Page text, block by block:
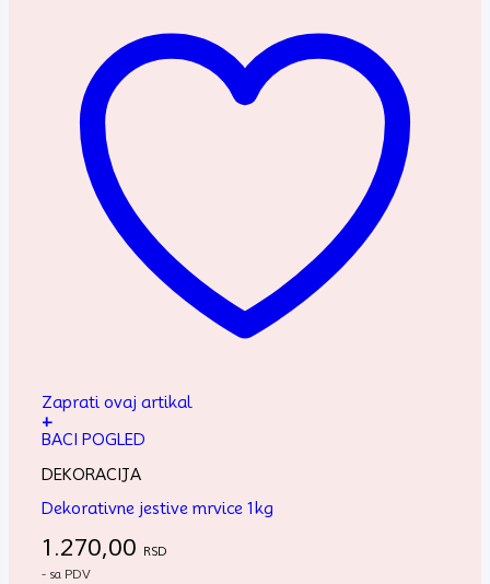
Zaprati ovaj artikal
+
BACI POGLED
DEKORACIJA
Dekorativne jestive mrvice 1kg
1.270,00 RSD
- sa PDV